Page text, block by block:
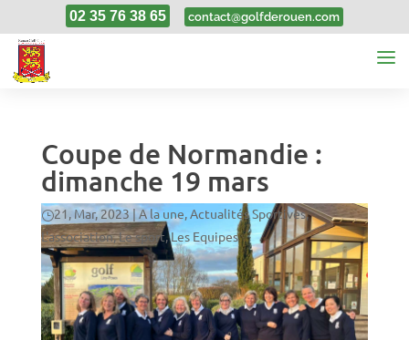
02 35 76 38 65 contact@golfderouen.com
Coupe de Normandie :
dimanche 19 mars
21, Mar, 2023| A la une,Actualités Sportives,
L'association,Le sport,Les Equipes